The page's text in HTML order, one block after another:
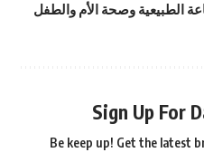
وصحة الأم والطفل
Sign Up For
Be keep up! Get the latest